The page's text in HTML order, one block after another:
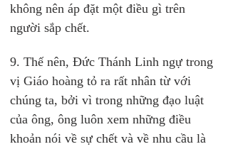
không nên áp đặt một điều gì trên
người sắp chết.
9. Thế nên, Đức Thánh Linh ngự trong
vị Giáo hoàng tỏ ra rất nhân từ với
chúng ta, bởi vì trong những đạo luật
của ông, ông luôn xem những điều
khoản nói về sự chết và về nhu cầu là